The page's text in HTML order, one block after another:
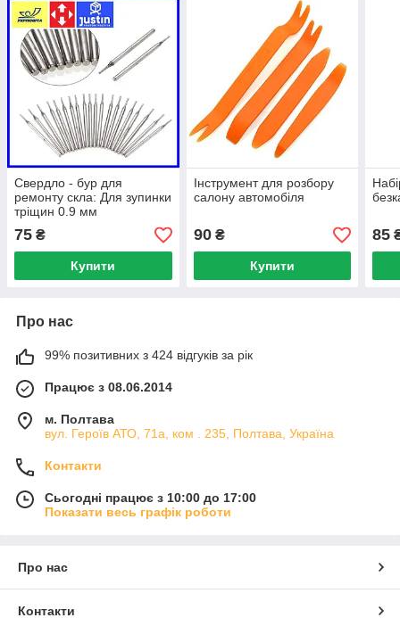
Свердло - бур для
ремонту скла: Для зупинки
тріщин 0.9 мм
75 ₴
Купити
Інструмент для розбору
салону автомобіля
90₴
Купити
85
Про нас
99% позитивних з 424 відгуків за рік
Працює з 08.06.2014
м. Полтава
вул. Героїв АТО, 71а, ком . 235, Полтава, Україна
Контакти
Сьогодні працює з 10:00 до 17:00
Показати весь графік роботи
Про нас
Контакти